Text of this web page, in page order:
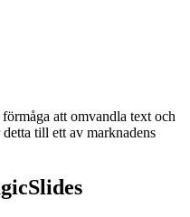
att omvandla text och
till ett av marknadens